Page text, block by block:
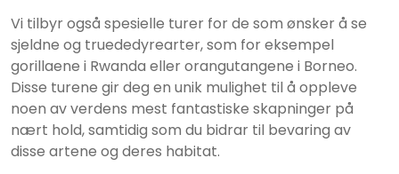
Vi tilbyr også spesielle turer for de som ønsker å se
sjeldne og truededyrearter, som for eksempel
gorillaene i Rwanda eller orangutangene i Borneo.
Disse turene gir deg en unik mulighet til å oppleve
noen av verdens mest fantastiske skapninger på
nært hold, samtidig som du bidrar til bevaring av
disse artene og deres habitat.